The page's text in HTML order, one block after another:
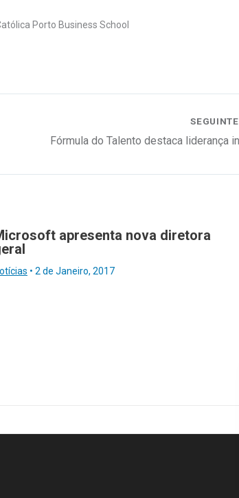
Porto Business School
SEGUINTE
apresenta nova diretora
• 2 de Janeiro, 2017